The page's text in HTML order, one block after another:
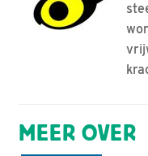
MEER OVER